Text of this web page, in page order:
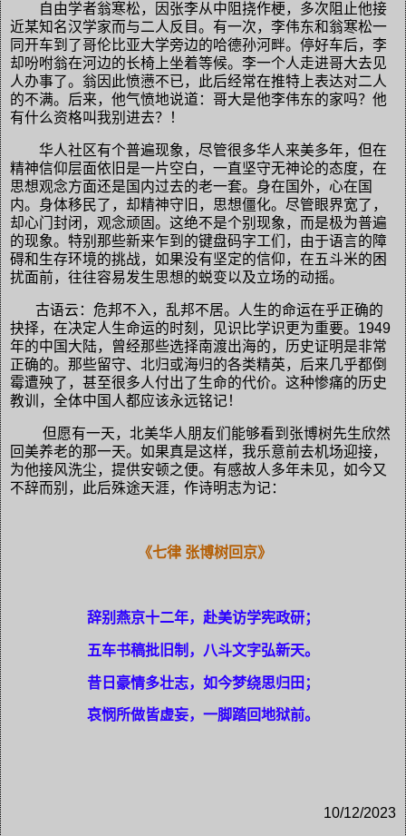
自由学者翁寒松，因张李从中阻挠作梗，多次阻止他接
近某知名汉学家而与二人反目。有一次，李伟东和翁寒松一
同开车到了哥伦比亚大学旁边的哈德孙河畔。停好车后，李
却吩咐翁在河边的长椅上坐着等候。李一个人走进哥大去见
人办事了。翁因此愤懑不已，此后经常在推特上表达对二人
的不满。后来，他气愤地说道：哥大是他李伟东的家吗？他
有什么资格叫我别进去？！
华人社区有个普遍现象，尽管很多华人来美多年，但在
精神信仰层面依旧是一片空白，一直坚守无神论的态度，在
思想观念方面还是国内过去的老一套。身在国外，心在国
内。身体移民了，却精神守旧，思想僵化。尽管眼界宽了，
却心门封闭，观念顽固。这绝不是个别现象，而是极为普遍
的现象。特别那些新来乍到的键盘码字工们，由于语言的障
碍和生存环境的挑战，如果没有坚定的信仰，在五斗米的困
扰面前，往往容易发生思想的蜕变以及立场的动摇。
古语云：危邦不入，乱邦不居。人生的命运在乎正确的
抉择，在决定人生命运的时刻，见识比学识更为重要。1949
年的中国大陆，曾经那些选择南渡出海的，历史证明是非常
正确的。那些留守、北归或海归的各类精英，后来几乎都倒
霉遭殃了，甚至很多人付出了生命的代价。这种惨痛的历史
教训，全体中国人都应该永远铭记！
但愿有一天，北美华人朋友们能够看到张博树先生欣然
回美养老的那一天。如果真是这样，我乐意前去机场迎接，
为他接风洗尘，提供安顿之便。有感故人多年未见，如今又
不辞而别，此后殊途天涯，作诗明志为记：
《七律 张博树回京》
辞别燕京十二年，赴美访学宪政研；
五车书稿批旧制，八斗文字弘新天。
昔日豪情多壮志，如今梦绕思归田；
哀悯所做皆虚妄，一脚踏回地狱前。
10/12/2023